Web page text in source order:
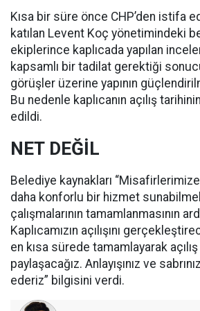
Kısa bir süre önce CHP’den istifa
katılan Levent Koç yönetimindeki
ekiplerince kaplıcada yapılan
kapsamlı bir tadilat gerektiği
görüşler üzerine yapının
Bu nedenle kaplıcanın açılış
edildi.
NET DEĞİL
Belediye kaynakları
daha konforlu bir hizmet
çalışmalarının tamamlanmasının
Kaplıcamızın açılışını
en kısa sürede tamamlayarak
paylaşacağız. Anlayışınız ve
ederiz” bilgisini verdi.